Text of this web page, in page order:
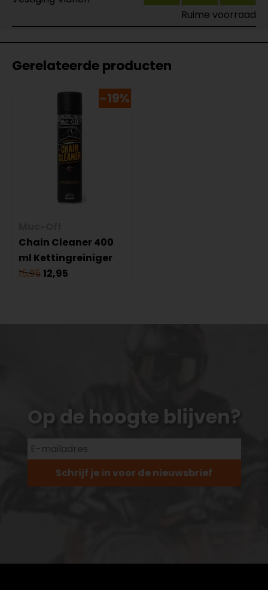
Ruime voorraad
Gerelateerde producten
-19%
Chain Cleaner 400
ml Kettingreiniger
15,9512,95
Op de hoogte blijven?
Schrijf je in voor de nieuwsbrief